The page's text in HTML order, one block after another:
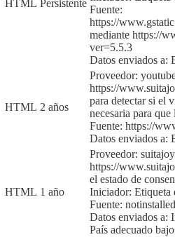
HTML Persistente
Fuente:
https://
mediante https://
ver=5.5.3
Datos enviados a:
HTML 2 años
Proveedor:
https://
para detectar si el
necesaria para
Fuente: https://
Datos enviados a:
HTML 1 año
Proveedor:
https://
el estado de
Iniciador: Etiqueta
Fuente: notinstalled
Datos enviados a:
País adecuado